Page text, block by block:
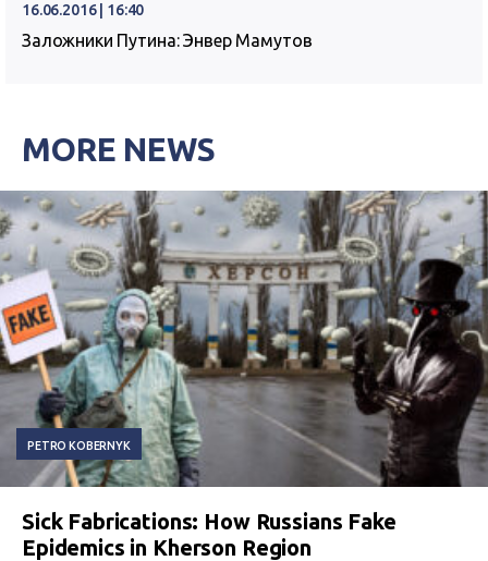
16.06.2016 | 16:40
Заложники Путина: Энвер Мамутов
MORE NEWS
PETRO KOBERNYK
Sick Fabrications: How Russians Fake
Epidemics in Kherson Region